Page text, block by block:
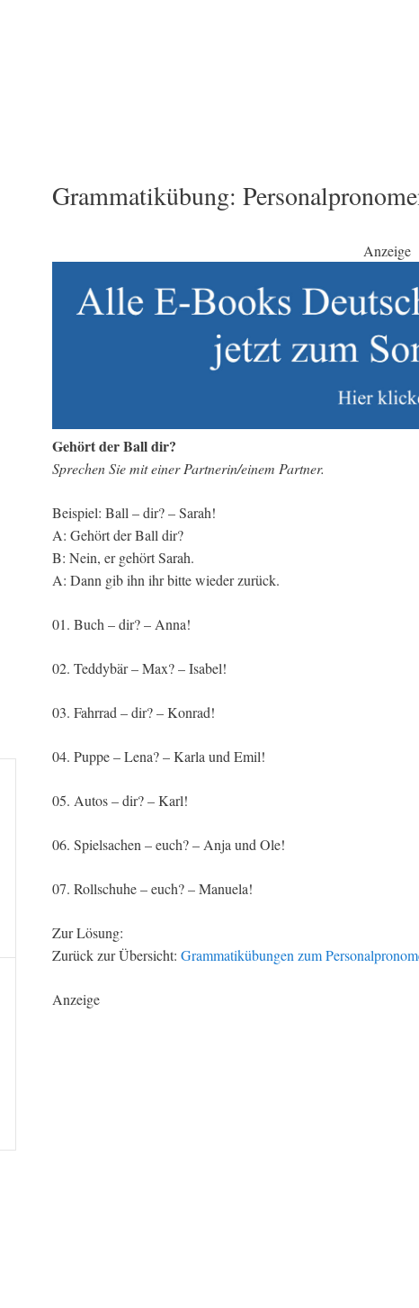
Grammatikübung:
Anzeige
Gehört der Ball dir?
Sprechen Sie mit einer Partnerin/einem Partner.
Beispiel: Ball – dir? – Sarah!
A: Gehört der Ball dir?
B: Nein, er gehört Sarah.
A: Dann gib ihn ihr bitte wieder zurück.
01. Buch – dir? – Anna!
02. Teddybär – Max? – Isabel!
03. Fahrrad – dir? – Konrad!
04. Puppe – Lena? – Karla und Emil!
05. Autos – dir? – Karl!
06. Spielsachen – euch? – Anja und Ole!
07. Rollschuhe – euch? – Manuela!
Zur Lösung:
Zurück zur Übersicht: Grammatikübungen zum
Anzeige